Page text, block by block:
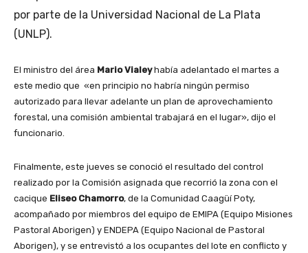
por parte de la Universidad Nacional de La Plata
(UNLP).
El ministro del área Mario Vialeyhabía adelantado el martes a
este medio que «en principio no habría ningún permiso
autorizado para llevar adelante un plan de aprovechamiento
forestal, una comisión ambiental trabajará en el lugar», dijo el
funcionario.
Finalmente, este jueves se conoció el resultado del control
realizado por la Comisión asignada que recorrió la zona con el
cacique Eliseo Chamorro, de la Comunidad Caagüí Poty,
acompañado por miembros del equipo de EMIPA (Equipo Misiones
Pastoral Aborigen) y ENDEPA (Equipo Nacional de Pastoral
Aborigen), y se entrevistó a los ocupantes del lote en conflicto y